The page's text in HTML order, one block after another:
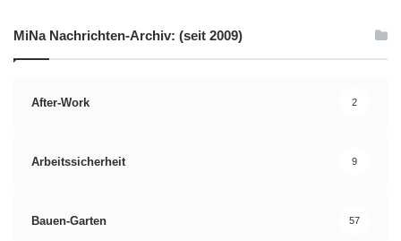
MiNa Nachrichten-Archiv: (seit 2009)
After-Work 2
Arbeitssicherheit 9
Bauen-Garten 57